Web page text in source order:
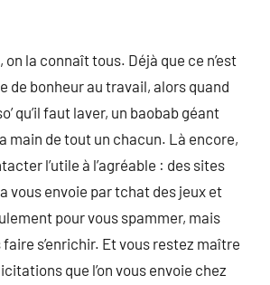
la connaît tous. Déjà que ce n’est
de bonheur au travail, alors quand
qu’il faut laver, un baobab géant
main de tout un chacun. Là encore,
l’utile à l’agréable : des sites
vous envoie par tchat des jeux et
pour vous spammer, mais
s’enrichir. Et vous restez maître
que l’on vous envoie chez